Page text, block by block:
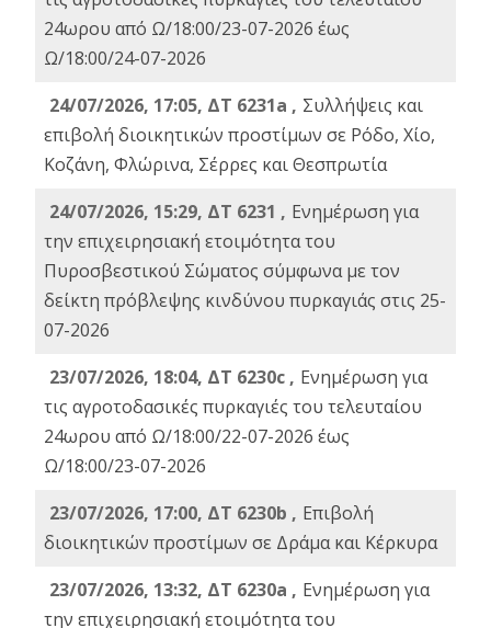
24ωρου από Ω/18:00/23-07-2026 έως
Ω/18:00/24-07-2026
24/07/2026, 17:05, ΔΤ 6231a , Συλλήψεις και
επιβολή διοικητικών προστίμων σε Ρόδο, Χίο,
Κοζάνη, Φλώρινα, Σέρρες και Θεσπρωτία
24/07/2026, 15:29, ΔΤ 6231 , Ενημέρωση για
την επιχειρησιακή ετοιμότητα του
Πυροσβεστικού Σώματος σύμφωνα με τον
δείκτη πρόβλεψης κινδύνου πυρκαγιάς στις 25-
07-2026
23/07/2026, 18:04, ΔΤ 6230c , Ενημέρωση για
τις αγροτοδασικές πυρκαγιές του τελευταίου
24ωρου από Ω/18:00/22-07-2026 έως
Ω/18:00/23-07-2026
23/07/2026, 17:00, ΔΤ 6230b , Επιβολή
διοικητικών προστίμων σε Δράμα και Κέρκυρα
23/07/2026, 13:32, ΔΤ 6230a , Ενημέρωση για
την επιχειρησιακή ετοιμότητα του